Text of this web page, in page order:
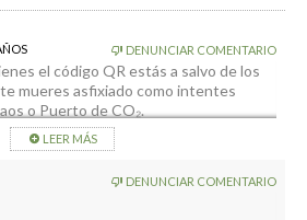
DENUNCIAR COMENTARIO
el código QR estás a salvo de los
mueres asfixiado como intentes
o Puerto de CO₂.
parece más bien un intento de
población y un ataque a la libertad de
que se hace para proteger a las
LEER MÁS
DENUNCIAR COMENTARIO